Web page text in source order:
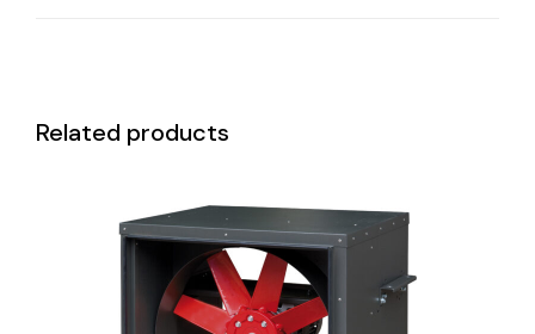
Related products